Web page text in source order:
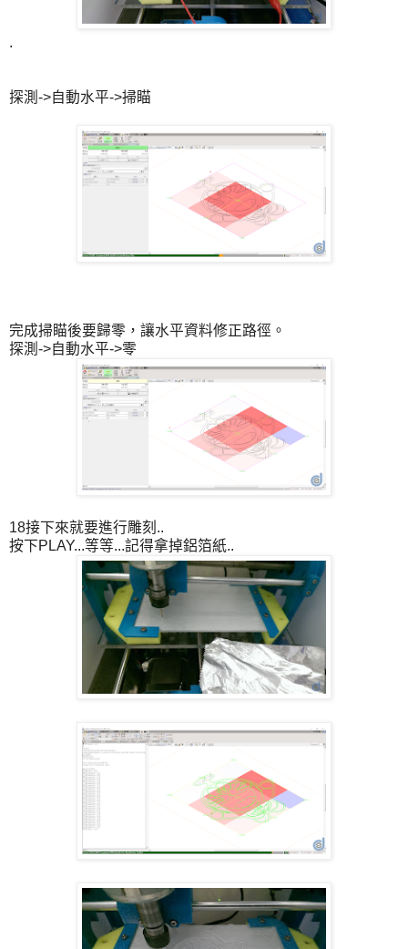
.
探測->自動水平->掃瞄
完成掃瞄後要歸零，讓水平資料修正路徑。
探測->自動水平->零
18接下來就要進行雕刻..
按下PLAY...等等...記得拿掉鋁箔紙..